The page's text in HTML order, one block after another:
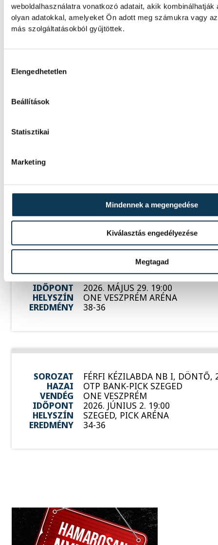
weboldalhasználatra vonatkozó adatait, akik kombinálhatják
olyan adatokkal, amelyeket Ön adott meg számukra vagy
más szolgáltatásokból gyűjtöttek.
Elengedhetetlen
Beállítások
Statisztikai
Marketing
Mindennek a megengedése
Kiválasztás engedélyezése
Megtagad
Események
VENDÉG
IDŐPONT
FÉRFI KÉZILABDA NB I, DÖNTŐ,
ONE VESZPRÉM
VENDÉG
OTP BANK-PICK SZEGED
IDŐPONT
2026. MÁJUS 29. 19:00
HELYSZÍN
ONE VESZPRÉM ARÉNA
EREDMÉNY
38-36
SOROZAT
FÉRFI KÉZILABDA NB I, DÖNTŐ,
HAZAI
OTP BANK-PICK SZEGED
VENDÉG
ONE VESZPRÉM
IDŐPONT
2026. JÚNIUS 2. 19:00
HELYSZÍN
SZEGED, PICK ARÉNA
EREDMÉNY
34-36